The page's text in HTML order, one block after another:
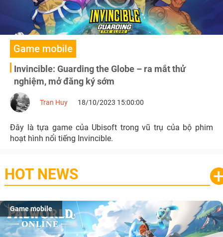
Game mobile
Invincible: Guarding the Globe – ra mắt thử
nghiệm, mở đăng ký sớm
Tran Huy 18/10/2023 15:00:00
Đây là tựa game của Ubisoft trong vũ trụ của bộ phim
hoạt hình nổi tiếng Invincible.
HOT NEWS
Game mobile